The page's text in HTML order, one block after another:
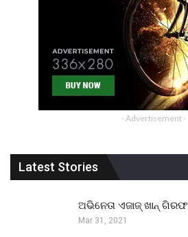
- Advertisement -
Latest Stories
ଅଭିନେତା ଏଜାଜ୍ ଖାନ୍ ଗିରଫ
Mar 31, 2021